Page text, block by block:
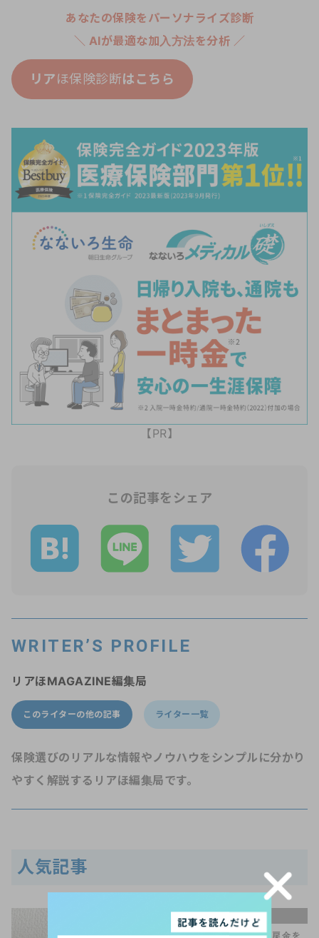
あなたの保険をパーソナライズ診断
＼ AIが最適な加入方法を分析 ／
リアほ保険診断はこちら
【PR】
この記事をシェア
WRITER’S PROFILE
リアほMAGAZINE編集局
このライターの他の記事 ライター一覧
保険選びのリアルな情報やノウハウをシンプルに分かり
やすく解説するリアほ編集局です。
人気記事
手続きQ＆A
保険を解約して解約返戻金を